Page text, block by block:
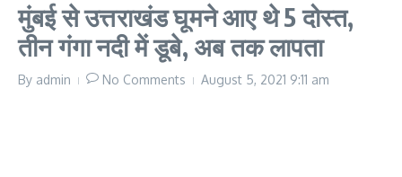
मुंबई से उत्तराखंड घूमने आए थे 5 दोस्त,
तीन गंगा नदी में डूबे, अब तक लापता
By admin No Comments August 5, 2021 9:11 am